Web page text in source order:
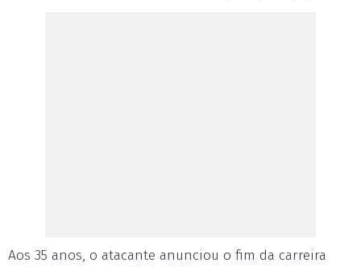
Aos 35 anos, o atacante anunciou o fim da carreira